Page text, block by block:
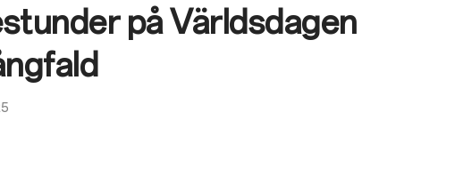
på Världsdagen